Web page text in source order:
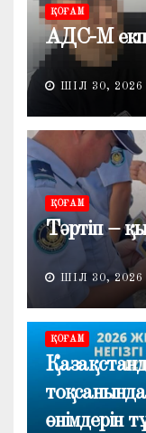
ҚОҒАМ
АДС-М
ШІЛ 30, 2026
ҚОҒАМ
Тәртіп –
ШІЛ 30, 2026
ҚОҒАМ
тоқсанында
өнімдерін